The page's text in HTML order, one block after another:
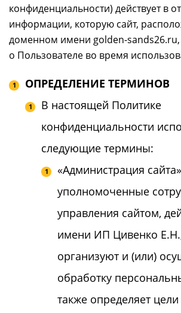
конфиденциальности) действует в
информации, которую сайт,
доменном имени golden-
о Пользователе во время
ОПРЕДЕЛЕНИЕ ТЕРМИНОВ
В настоящей Политике
конфиденциальности
следующие термины:
«Администрация сайта»
уполномоченные
управления сайтом,
имени ИП Цивенко
организуют и (или)
обработку
также определяет